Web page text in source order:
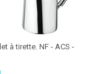
à tirette. NF - ACS -